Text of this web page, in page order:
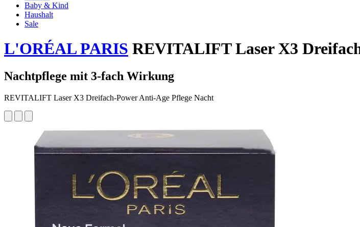
Baby & Kind
Haushalt
Sale
L'ORÉAL PARIS REVITALIFT Laser X3
Nachtpflege mit 3-fach Wirkung
REVITALIFT Laser X3 Dreifach-Power Anti-Age Pflege Nacht